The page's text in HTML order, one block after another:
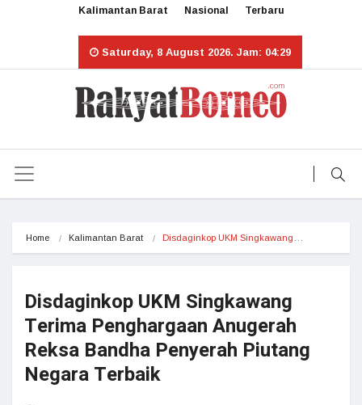
Kalimantan Barat Nasional Terbaru
Saturday, 8 August 2026. Jam: 04:29
Home Kalimantan Barat Disdaginkop UKM Singkawang…
Disdaginkop UKM Singkawang
Terima Penghargaan Anugerah
Reksa Bandha Penyerah Piutang
Negara Terbaik